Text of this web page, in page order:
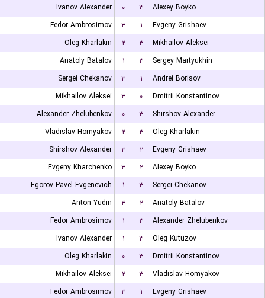
Ivanov Alexander
۰ ۳
Alexey Boyko
Fedor Ambrosimov
۳ ۱
Evgeny Grishaev
Oleg Kharlakin
۲ ۳
Mikhailov Aleksei
Anatoly Batalov
۱ ۳
Sergey Martyukhin
Sergei Chekanov
۳ ۱
Andrei Borisov
Mikhailov Aleksei
۳ ۰
Dmitrii Konstantinov
Alexander Zhelubenkov
۰ ۳
Shirshov Alexander
Vladislav Homyakov
۲ ۳
Oleg Kharlakin
Shirshov Alexander
۳ ۲
Evgeny Grishaev
Evgeny Kharchenko
۳ ۲
Alexey Boyko
Egorov Pavel Evgenevich
۱ ۳
Sergei Chekanov
Anton Yudin
۳ ۲
Anatoly Batalov
Fedor Ambrosimov
۱ ۳
Alexander Zhelubenkov
Ivanov Alexander
۱ ۳
Oleg Kutuzov
Oleg Kharlakin
۰ ۳
Dmitrii Konstantinov
Mikhailov Aleksei
۲ ۳
Vladislav Homyakov
Fedor Ambrosimov
۳ ۱
Evgeny Grishaev